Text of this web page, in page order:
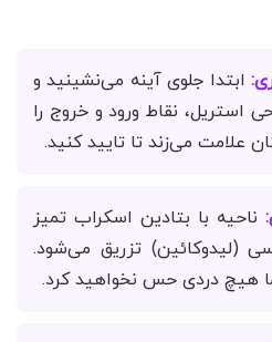
ابتدا جلوی آینه می‌نشینید و
استریل، نقاط ورود و خروج را
علامت می‌زند تا تایید کنید.
ناحیه با بتادین اسکراب تمیز
(لیدوکائین) تزریق می‌شود.